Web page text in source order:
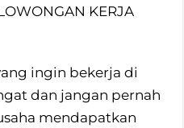
KERJA
ingin bekerja di
dan jangan pernah
mendapatkan